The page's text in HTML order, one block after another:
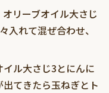
リーブオイル大さじ
入れて混ぜ合わせ、
ル大さじ3とにんに
てきたら玉ねぎとト